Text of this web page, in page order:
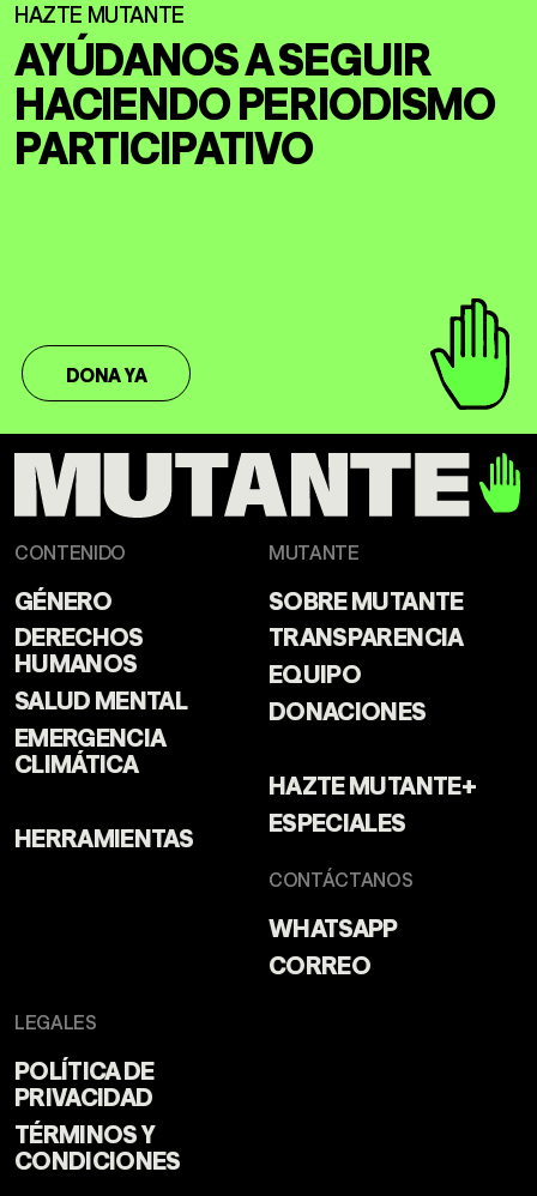
AYÚDANOS A SEGUIR
HACIENDOPERIODISMO
PARTICIPATIVO
DONA YA
CONTENIDO
GÉNERO
DERECHOS
HUMANOS
SALUD MENTAL
EMERGENCIA
CLIMÁTICA
HERRAMIENTAS
MUTANTE
SOBRE MUTANTE
TRANSPARENCIA
EQUIPO
DONACIONES
HAZTE MUTANTE+
ESPECIALES
CONTÁCTANOS
WHATSAPP
CORREO
LEGALES
POLÍTICA DE
PRIVACIDAD
TÉRMINOS Y
CONDICIONES